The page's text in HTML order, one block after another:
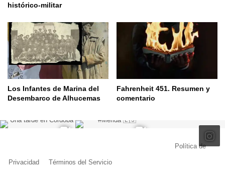
histórico-militar
Los Infantes de Marina del
Desembarco de Alhucemas
Fahrenheit 451. Resumen y
comentario
Política de
Privacidad Términos del Servicio